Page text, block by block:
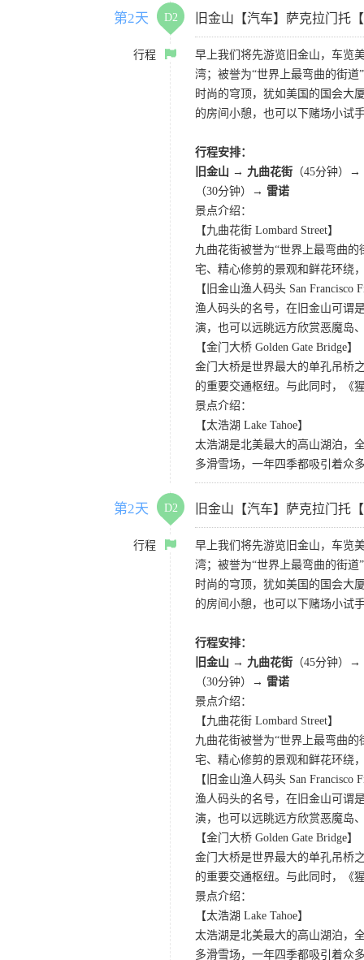
第2天 D2 旧金山【汽车】萨克拉门托
行程
早上我们将先游览旧金山，车览
湾；被誉为“世界上最弯曲的街
时尚的穹顶，犹如美国的国会大
的房间小憩，也可以下赌场小试
行程安排：
旧金山 → 九曲花街 （45分钟）→
（30分钟）→ 雷诺
景点介绍：
【九曲花街 Lombard Street】
九曲花街被誉为“世界上最弯曲
宅、精心修剪的景观和鲜花环绕
【旧金山渔人码头 San Francisco
渔人码头的名号，在旧金山可谓
演，也可以远眺远方欣赏恶魔岛
【金门大桥 Golden Gate Bridge】
金门大桥是世界最大的单孔吊桥
的重要交通枢纽。与此同时，《
景点介绍：
【太浩湖 Lake Tahoe】
太浩湖是北美最大的高山湖泊，
多滑雪场，一年四季都吸引着众
第2天 D2 旧金山【汽车】萨克拉门托
行程
早上我们将先游览旧金山，车览
湾；被誉为“世界上最弯曲的街
时尚的穹顶，犹如美国的国会大
的房间小憩，也可以下赌场小试
行程安排：
旧金山 → 九曲花街 （45分钟）→
（30分钟）→ 雷诺
景点介绍：
【九曲花街 Lombard Street】
九曲花街被誉为“世界上最弯曲
宅、精心修剪的景观和鲜花环绕
【旧金山渔人码头 San Francisco
渔人码头的名号，在旧金山可谓
演，也可以远眺远方欣赏恶魔岛
【金门大桥 Golden Gate Bridge】
金门大桥是世界最大的单孔吊桥
的重要交通枢纽。与此同时，《
景点介绍：
【太浩湖 Lake Tahoe】
太浩湖是北美最大的高山湖泊，
多滑雪场，一年四季都吸引着众